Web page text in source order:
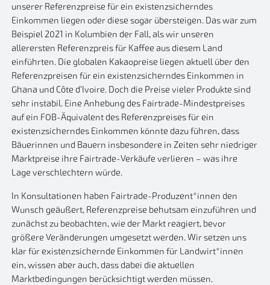
unserer Referenzpreise für ein existenzsicherndes
Einkommen liegen oder diese sogar übersteigen. Das war zum
Beispiel 2021 in Kolumbien der Fall, als wir unseren
allerersten Referenzpreis für Kaffee aus diesem Land
einführten. Die globalen Kakaopreise liegen aktuell über den
Referenzpreisen für ein existenzsicherndes Einkommen in
Ghana und Côte d’Ivoire. Doch die Preise vieler Produkte sind
sehr instabil. Eine Anhebung des Fairtrade-Mindestpreises
auf ein FOB-Äquivalent des Referenzpreises für ein
existenzsicherndes Einkommen könnte dazu führen, dass
Bäuerinnen und Bauern insbesondere in Zeiten sehr niedriger
Marktpreise ihre Fairtrade-Verkäufe verlieren – was ihre
Lage verschlechtern würde.
In Konsultationen haben Fairtrade-Produzent*innen den
Wunsch geäußert, Referenzpreise behutsam einzuführen und
zunächst zu beobachten, wie der Markt reagiert, bevor
größere Veränderungen umgesetzt werden. Wir setzen uns
klar für existenzsichernde Einkommen für Landwirt*innen
ein, wissen aber auch, dass dabei die aktuellen
Marktbedingungen berücksichtigt werden müssen.